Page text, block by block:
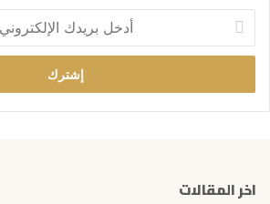
خ
ب
ر
ااخر المقالات